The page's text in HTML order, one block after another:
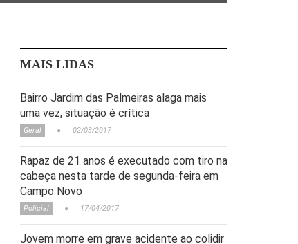
MAIS LIDAS
Bairro Jardim das Palmeiras alaga mais
uma vez, situação é crítica
Geral 02/03/2017
Rapaz de 21 anos é executado com tiro na
cabeça nesta tarde de segunda-feira em
Campo Novo
Policial 17/04/2017
Jovem morre em grave acidente ao colidir